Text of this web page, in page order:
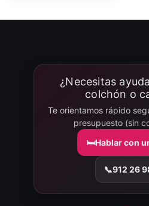
¿Necesitas
colchón o
Te orientamos rápido
presupuesto (sin
🛏️Hablar con
📞912 26